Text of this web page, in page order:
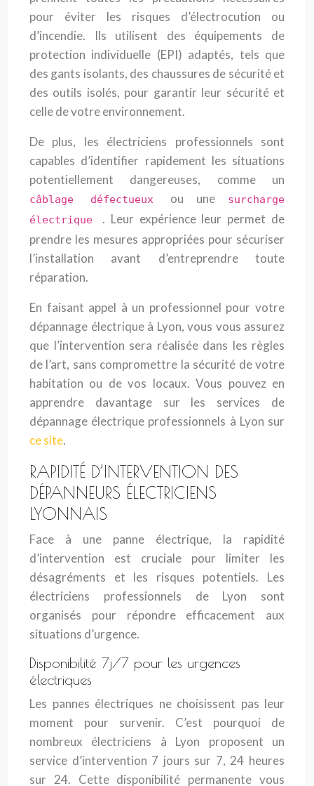
pour éviter les risques d’électrocution ou
d’incendie. Ils utilisent des équipements de
protection individuelle (EPI) adaptés, tels que
des gants isolants, des chaussures de sécurité et
des outils isolés, pour garantir leur sécurité et
celle de votre environnement.
De plus, les électriciens professionnels sont
capables d’identifier rapidement les situations
potentiellement dangereuses, comme un
câblage défectueux ou une
surcharge
électrique . Leur expérience leur permet de
prendre les mesures appropriées pour sécuriser
l’installation avant d’entreprendre toute
réparation.
En faisant appel à un professionnel pour votre
dépannage électrique à Lyon, vous vous assurez
que l’intervention sera réalisée dans les règles
de l’art, sans compromettre la sécurité de votre
habitation ou de vos locaux. Vous pouvez en
apprendre davantage sur les services de
dépannage électrique professionnels à Lyon sur
ce site.
RAPIDITÉ D’INTERVENTION DES
DÉPANNEURS ÉLECTRICIENS
LYONNAIS
Face à une panne électrique, la rapidité
d’intervention est cruciale pour limiter les
désagréments et les risques potentiels. Les
électriciens professionnels de Lyon sont
organisés pour répondre efficacement aux
situations d’urgence.
Disponibilité 7j/7 pour les urgences
électriques
Les pannes électriques ne choisissent pas leur
moment pour survenir. C’est pourquoi de
nombreux électriciens à Lyon proposent un
service d’intervention 7 jours sur 7, 24 heures
sur 24. Cette disponibilité permanente vous